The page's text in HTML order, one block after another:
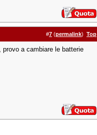
#7 (permalink) Top
a cambiare le batterie